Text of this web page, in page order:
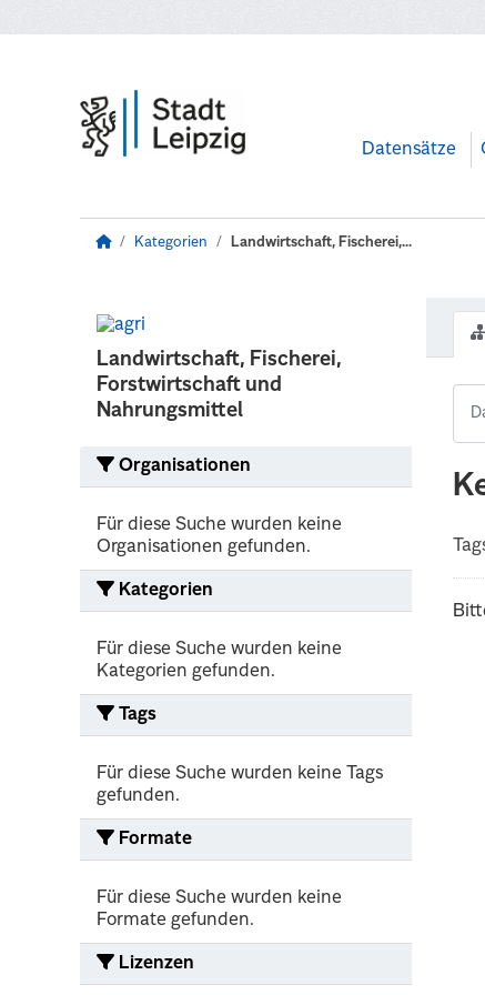
Datensätze
Kategorien Landwirtschaft, Fischerei,...
Landwirtschaft, Fischerei,
Forstwirtschaft und
Nahrungsmittel
Organisationen
Für diese Suche wurden keine
Organisationen gefunden.
Kategorien
Für diese Suche wurden keine
Kategorien gefunden.
Tags
Für diese Suche wurden keine Tags
gefunden.
Formate
Für diese Suche wurden keine
Formate gefunden.
Lizenzen